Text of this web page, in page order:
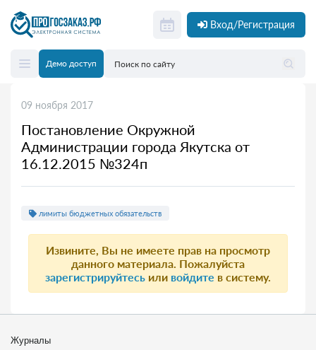
Вход/Регистрация
Демо доступ
09 ноября 2017
Постановление Окружной
Администрации города Якутска от
16.12.2015 №324п
лимиты бюджетных обязательств
Извините, Вы не имеете прав на просмотр
данного материала. Пожалуйста
зарегистрируйтесь или войдите в систему.
Журналы